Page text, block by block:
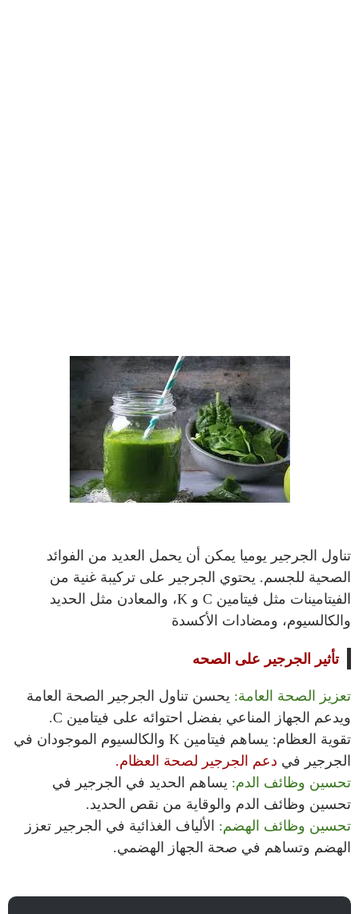
تناول الجرجير يوميا يمكن أن يحمل العديد من الفوائد
الصحية للجسم. يحتوي الجرجير على تركيبة غنية من
الفيتامينات مثل فيتامين C و K، والمعادن مثل الحديد
والكالسيوم، ومضادات الأكسدة
تأثير الجرجير على الصحه
تعزيز الصحة العامة: يحسن تناول الجرجير الصحة العامة
ويدعم الجهاز المناعي بفضل احتوائه على فيتامين C.
تقوية العظام: يساهم فيتامين K والكالسيوم الموجودان في
الجرجير في دعم الجرجير لصحة العظام.
تحسين وظائف الدم: يساهم الحديد في الجرجير في
تحسين وظائف الدم والوقاية من نقص الحديد.
تحسين وظائف الهضم: الألياف الغذائية في الجرجير تعزز
الهضم وتساهم في صحة الجهاز الهضمي.